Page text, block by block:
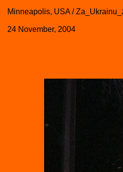
Minneapolis, USA /
24 November, 2004